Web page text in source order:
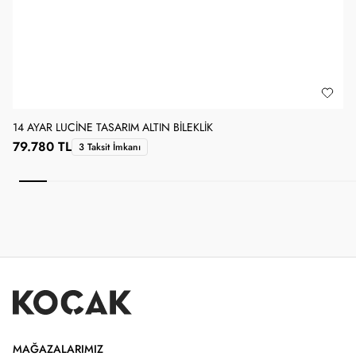
14 AYAR LUCINE TASARIM ALTIN BILEKLIK
79.780 TL 3 Taksit İmkanı
MAĞAZALARIMIZ